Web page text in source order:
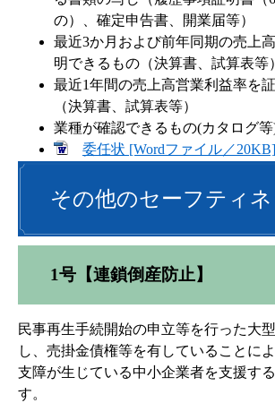
の）、確定申告書、開業届等）
最近3か月および前年同期の売上
明できるもの（決算書、試算表等）
最近1年間の売上高営業利益率を
（決算書、試算表等）
業種が確認できるもの(カタログ
委任状 [Wordファイル／20KB]
その他のセーフティ
1号【連鎖倒産防止】
民事再生手続開始の申立等を行った大
し、売掛金債権等を有していることに
支障が生じている中小企業者を支援す
す。